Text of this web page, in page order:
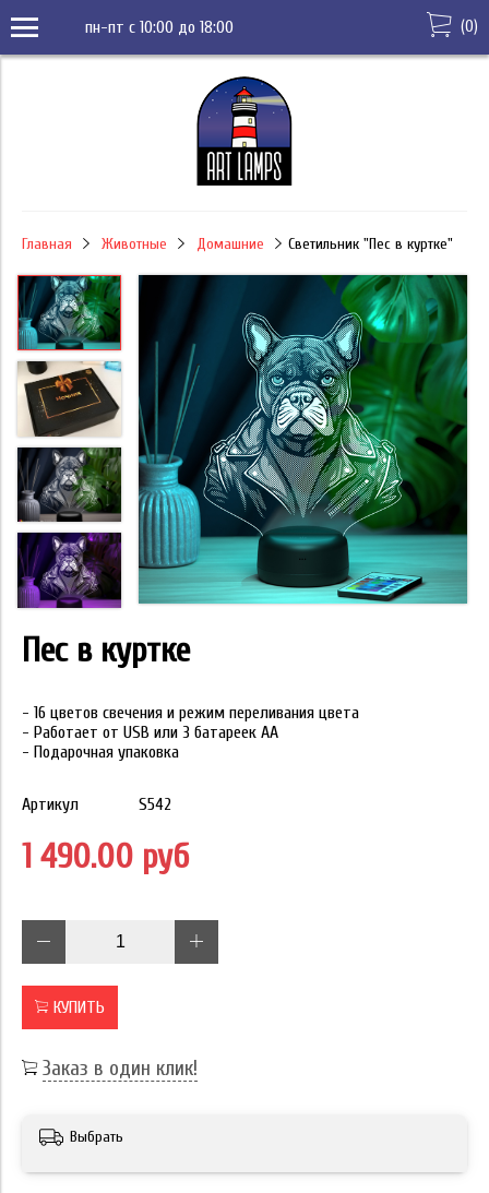
пн-пт с 10:00 до 18:00 (0)
Главная Животные Домашние Светильник "Пес в куртке"
Пес в куртке
- 16 цветов свечения и режим переливания цвета
- Работает от USB или 3 батареек АА
- Подарочная упаковка
Артикул S542
1 490.00 руб
КУПИТЬ
Заказ в один клик!
Выбрать